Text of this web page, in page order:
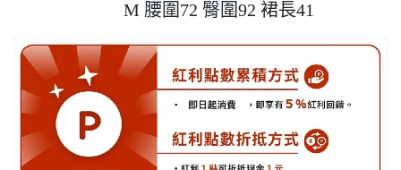
        M 腰圍72 臀圍92 裙長41